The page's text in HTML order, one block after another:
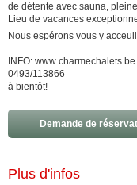
de détente avec sauna,
Lieu de vacances
Nous espérons vous y
INFO: www charmechalets be
0493/113866
à bientôt!
Demande de
Plus d'infos